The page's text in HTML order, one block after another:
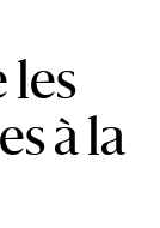
les
à la